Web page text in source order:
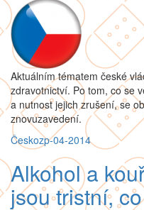
Aktuálním tématem české
zdravotnictví. Po tom, co se
a nutnost jejich zrušení, se
znovuzavedení.
Českozp-04-2014
Alkohol a
jsou tristní,